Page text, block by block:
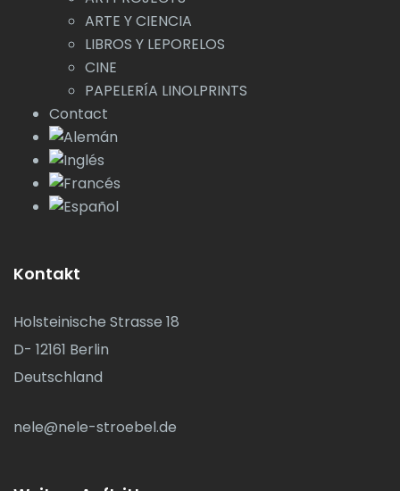
ARTE Y CIENCIA
LIBROS Y LEPORELOS
CINE
PAPELERÍA LINOLPRINTS
Contact
Kontakt
Holsteinische Strasse 18
D- 12161 Berlin
Deutschland
nele@nele-stroebel.de